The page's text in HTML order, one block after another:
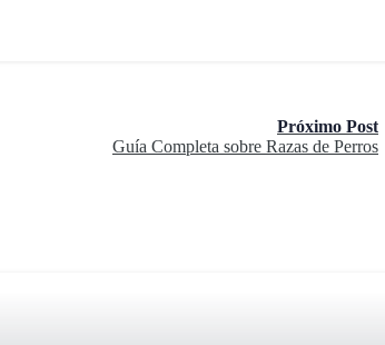
Próximo Post
Guía Completa sobre Razas de Perros